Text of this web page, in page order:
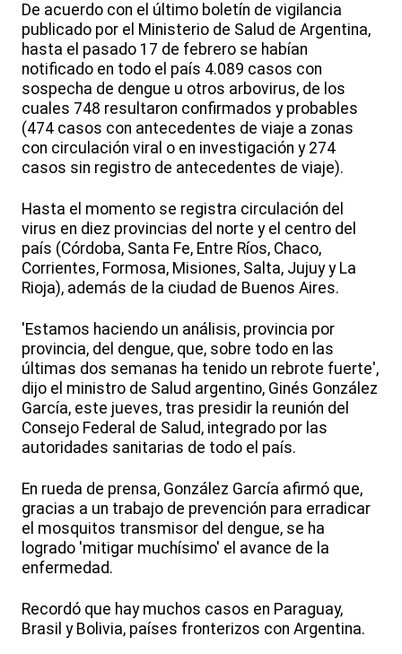
De acuerdo con el último boletín de vigilancia
publicado por el Ministerio de Salud de Argentina,
hasta el pasado 17 de febrero se habían
notificado en todo el país 4.089 casos con
sospecha de dengue u otros arbovirus, de los
cuales 748 resultaron confirmados y probables
(474 casos con antecedentes de viaje a zonas
con circulación viral o en investigación y 274
casos sin registro de antecedentes de viaje).
Hasta el momento se registra circulación del
virus en diez provincias del norte y el centro del
país (Córdoba, Santa Fe, Entre Ríos, Chaco,
Corrientes, Formosa, Misiones, Salta, Jujuy y La
Rioja), además de la ciudad de Buenos Aires.
'Estamos haciendo un análisis, provincia por
provincia, del dengue, que, sobre todo en las
últimas dos semanas ha tenido un rebrote fuerte',
dijo el ministro de Salud argentino, Ginés González
García, este jueves, tras presidir la reunión del
Consejo Federal de Salud, integrado por las
autoridades sanitarias de todo el país.
En rueda de prensa, González García afirmó que,
gracias a un trabajo de prevención para erradicar
el mosquitos transmisor del dengue, se ha
logrado 'mitigar muchísimo' el avance de la
enfermedad.
Recordó que hay muchos casos en Paraguay,
Brasil y Bolivia, países fronterizos con Argentina.